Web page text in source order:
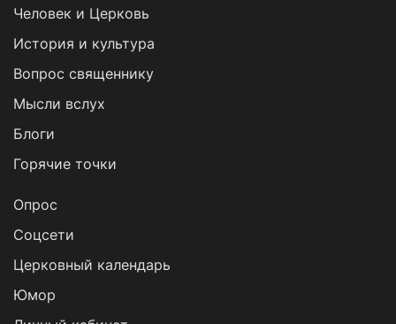
Человек и Церковь
История и культура
Вопрос священнику
Мысли вслух
Блоги
Горячие точки
Опрос
Cоцсети
Церковный календарь
Юмор